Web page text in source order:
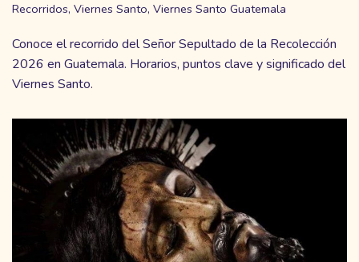
Recorridos, Viernes Santo, Viernes Santo Guatemala
Conoce el recorrido del Señor Sepultado de la Recolección
2026 en Guatemala. Horarios, puntos clave y significado del
Viernes Santo.